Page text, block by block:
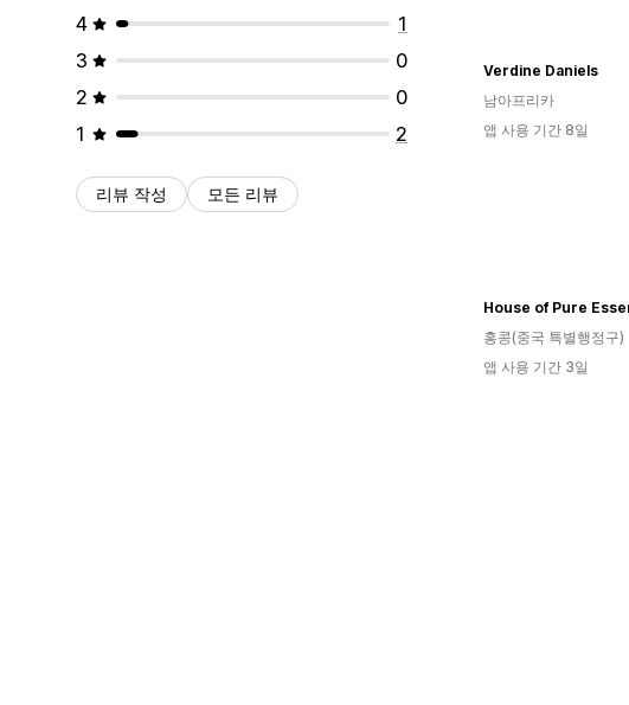
4
1
3
0
2
0
1
2
리뷰 작성 모든 리뷰
Verdine Daniels
남아프리카
앱 사용 기간 8일
홍콩(중국 특별행정구)
앱 사용 기간 3일